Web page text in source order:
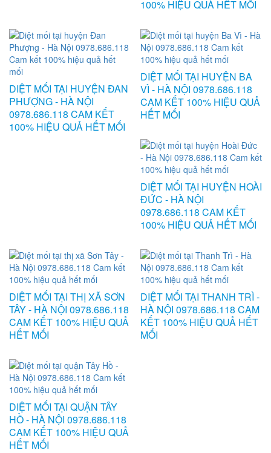
100% HIỆU QUẢ HẾT MỐI
DIỆT MỐI TẠI HUYỆN ĐAN
PHƯỢNG - HÀ NỘI
0978.686.118 CAM KẾT
100% HIỆU QUẢ HẾT MỐI
DIỆT MỐI TẠI HUYỆN BA
VÌ - HÀ NỘI 0978.686.118
CAM KẾT 100% HIỆU QUẢ
HẾT MỐI
DIỆT MỐI TẠI HUYỆN HOÀI
ĐỨC - HÀ NỘI
0978.686.118 CAM KẾT
100% HIỆU QUẢ HẾT MỐI
DIỆT MỐI TẠI THỊ XÃ SƠN
TÂY - HÀ NỘI 0978.686.118
CAM KẾT 100% HIỆU QUẢ
HẾT MỐI
DIỆT MỐI TẠI THANH TRÌ -
HÀ NỘI 0978.686.118 CAM
KẾT 100% HIỆU QUẢ HẾT
MỐI
DIỆT MỐI TẠI QUẬN TÂY
HỒ - HÀ NỘI 0978.686.118
CAM KẾT 100% HIỆU QUẢ
HẾT MỐI